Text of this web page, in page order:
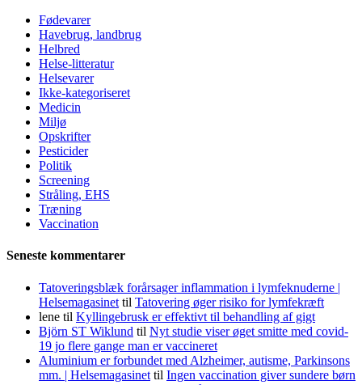
Fødevarer
Havebrug, landbrug
Helbred
Helse-litteratur
Helsevarer
Ikke-kategoriseret
Medicin
Miljø
Opskrifter
Pesticider
Politik
Screening
Stråling, EHS
Træning
Vaccination
Seneste kommentarer
Tatoveringsblæk forårsager inflammation i lymfeknuderne |
Helsemagasinet til Tatovering øger risiko for lymfekræft
lene til Kyllingebrusk er effektivt til behandling af gigt
Björn ST Wiklund til Nyt studie viser øget smitte med covid-
19 jo flere gange man er vaccineret
Aluminium er forbundet med Alzheimer, autisme, Parkinsons
mm. | Helsemagasinet til Ingen vaccination giver sundere børn